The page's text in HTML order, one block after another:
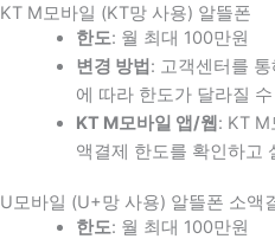
KT M모바일 (KT망 사용) 알뜰폰
한도: 월 최대 100만원
변경 방법 : 고객센터를
에 따라 한도가 달라질
KT M모바일 앱/웹 : KT
액결제 한도를 확인하고
U모바일 (U+망 사용) 알뜰폰 소액
한도: 월 최대 100만원